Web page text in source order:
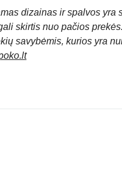
dizainas ir spalvos yra
skirtis nuo pačios
savybėmis, kurios yra